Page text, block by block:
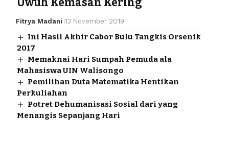
Fitrya Madani 13 November 2019
Ini Hasil Akhir Cabor Bulu Tangkis Orsenik
2017
Memaknai Hari Sumpah Pemuda ala
Mahasiswa UIN Walisongo
Pemilihan Duta Matematika Hentikan
Perkuliahan
Potret Dehumanisasi Sosial dari yang
Menangis Sepanjang Hari